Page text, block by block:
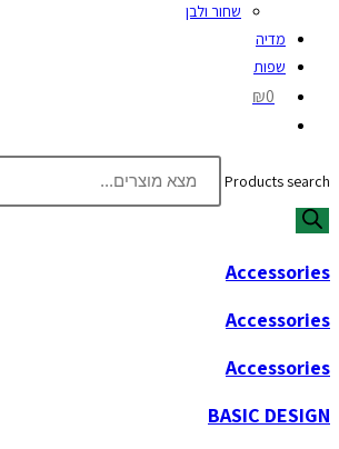
שחור ולבן
מדיה
שפות
₪0
Products search
Accessories
Accessories
Accessories
BASIC DESIGN